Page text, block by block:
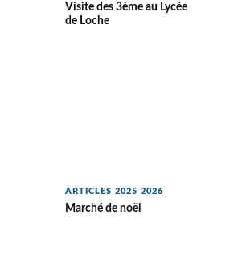
Visite des 3ème au Lycée
de Loche
ARTICLES 2025 2026
Marché de noël